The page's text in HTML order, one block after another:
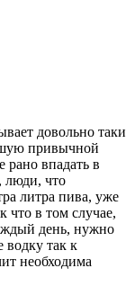
довольно таки
привычной
впадать в
люди, что
литра пива, уже
что в том случае,
день, нужно
водку так к
необходима